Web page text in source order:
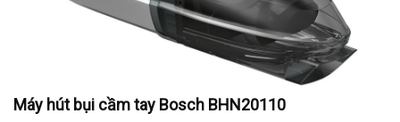
Máy hút bụi cầm tay Bosch BHN20110